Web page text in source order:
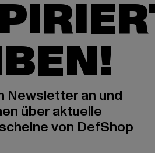
Newsletter an und
über aktuelle
von DefShop